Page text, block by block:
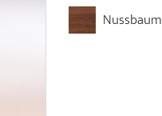
Nussbaum